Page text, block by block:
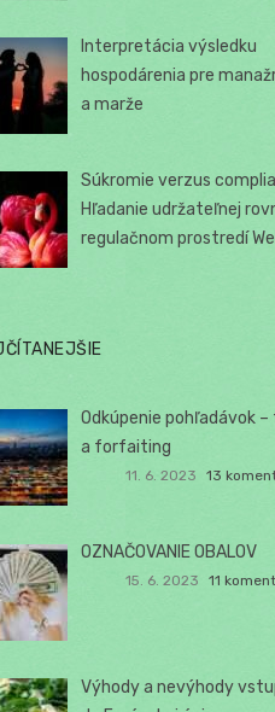
Interpretácia výsledku
hospodárenia pre
a marže
Súkromie verzus
Hľadanie udržateľnej
regulačnom prostredí
Odkúpenie pohľadávok
a forfaiting
11. 6. 2023 13
OZNAČOVANIE OBALOV
15. 6. 2023 11
Výhody a nevýhody